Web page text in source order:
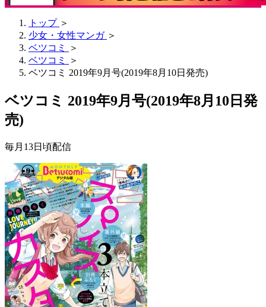
トップ ＞
少女・女性マンガ ＞
ベツコミ
＞
ベツコミ
＞
ベツコミ 2019年9月号(2019年8月10日発売)
ベツコミ 2019年9月号(2019年8月10日発
売)
毎月13日頃配信